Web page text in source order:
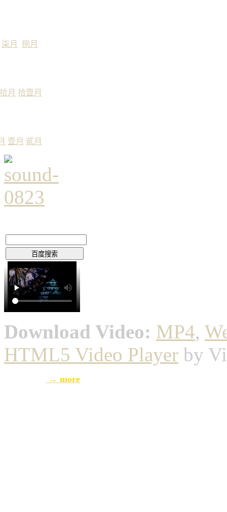
柒月 捌月
拾月 拾壹月
壹月 貳月
Download Video: MP4,
HTML5 Video Player by
→ more